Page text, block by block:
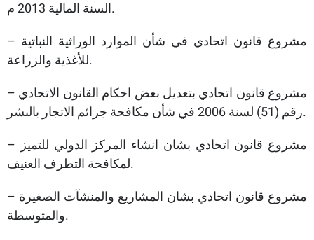
السنة المالية 2013 م.
– مشروع قانون اتحادي في شأن الموارد الوراثية النباتية
للأغذية والزراعة.
– مشروع قانون اتحادي بتعديل بعض احكام القانون الاتحادي
رقم (51) لسنة 2006 في شأن مكافحة جرائم الاتجار بالبشر.
– مشروع قانون اتحادي بشان انشاء المركز الدولي للتميز
لمكافحة التطرف العنيف.
– مشروع قانون اتحادي بشان المشاريع والمنشآت الصغيرة
والمتوسطة.